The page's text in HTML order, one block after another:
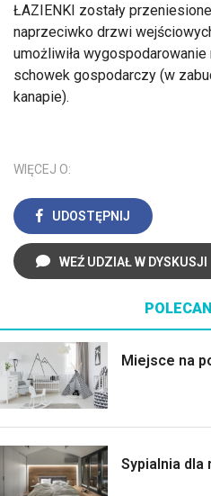
ŁAZIENKI zostały
naprzeciwko drzwi
umożliwiła
schowek gospodarczy (w
kanapie).
WIĘCEJ O:
UDOSTĘPNIJ
WEŹ UDZIAŁ W DYSKUSJI
Miejsce na
Sypialnia dla